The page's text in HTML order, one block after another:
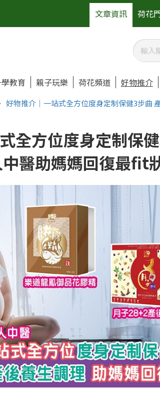
文章資訊 荷花
教育 親子玩樂 荷花頻道 好物推介
好物推介｜一站式全方位度身定制保健3步曲
全方位度身定制保
醫助媽媽回復最fit